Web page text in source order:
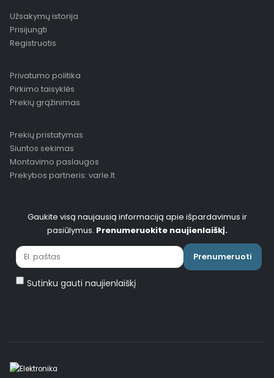
Užsakymų istorija
Prisijungti
Registruotis
Privatumo politika
Pirkimo taisyklės
Prekių grąžinimas
Prekių pristatymas
Siuntos sekimas
Montavimo paslaugos
Prekybos partneris: varle.lt
Gaukite visą naujausią informaciją apie išpardavimus ir
pasiūlymus. Prenumeruokite naujienlaiškį.
Prenumeruoti
Sutinku gauti naujienlaiškį